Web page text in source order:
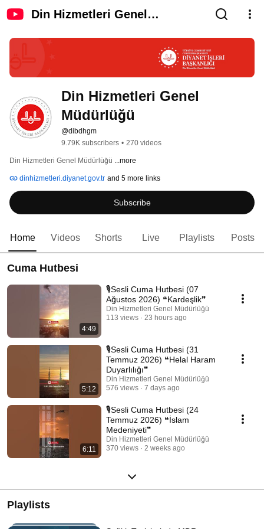
Din Hizmetleri Genel
Din Hizmetleri Genel
Müdürlüğü
@dibdhgm
9.79K subscribers • 270 videos
Din Hizmetleri Genel Müdürlüğü ...more
dinhizmetleri.diyanet.gov.tr and 5 more links
Subscribe
Home Videos Shorts Live Playlists Posts
Cuma Hutbesi
4:49
🎙️Sesli Cuma Hutbesi (07
Ağustos 2026) ❝Kardeşlik❞
Din Hizmetleri Genel Müdürlüğü
113 views
23 hours ago
5:12
🎙️Sesli Cuma Hutbesi (31
Temmuz 2026) ❝Helal Haram
Duyarlılığı❞
Din Hizmetleri Genel Müdürlüğü
576 views
7 days ago
6:11
🎙️Sesli Cuma Hutbesi (24
Temmuz 2026) ❝İslam
Medeniyeti❞
Din Hizmetleri Genel Müdürlüğü
370 views
2 weeks ago
Playlists